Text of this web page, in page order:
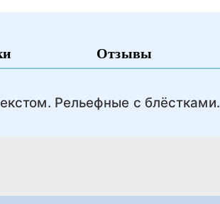
Отзывы
Рельефные с блёстками.